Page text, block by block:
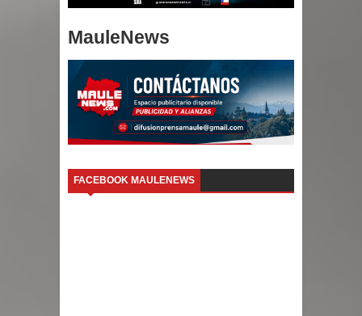
MauleNews
FACEBOOK MAULENEWS